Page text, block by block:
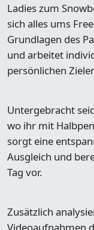
Ladies zum
sich alles ums
Grundlagen des
und arbeitet
persönlichen
Untergebracht
wo ihr mit
sorgt eine
Ausgleich und
Tag vor.
Zusätzlich
Videoaufnahmen